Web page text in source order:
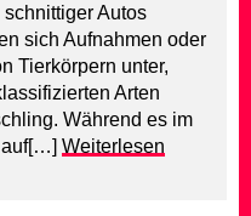
Autos
sich Aufnahmen oder
Tierkörpern unter,
Arten
Während es im
auf[…] Weiterlesen